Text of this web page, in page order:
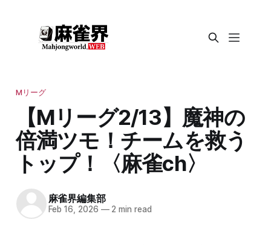
Mリーグ
【Mリーグ2/13】魔神の
倍満ツモ！チームを救う
トップ！〈麻雀ch〉
麻雀界編集部
Feb 16, 2026 —2 min read